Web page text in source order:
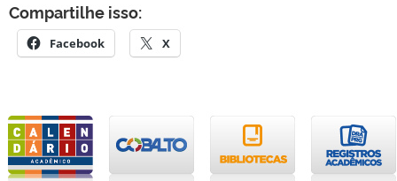
Compartilhe isso:
Facebook X